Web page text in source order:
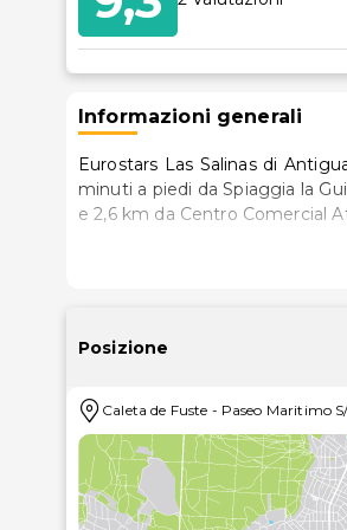
Informazioni generali
Eurostars Las Salinas di
minuti a piedi da Spiaggia la Guirra. Questo hotel sulla spiaggia dista 1,9 km da Porto turistico di
e 2,6 km da Centro Comercial
Regalati un soggiorno
e scrivanie.
per il viso. Il divertimento è
un bagno turco e una
giochi/videogiochi. Gli ospiti
Visita Restaurante Eurostars
Posizione
Caleta de Fuste - Paseo Maritimo